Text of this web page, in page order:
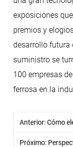
exposiciones
premios y
desarrollo futura
suministro se
100 empresas
ferrosa en la
Anterior:Cómo
Próximo: